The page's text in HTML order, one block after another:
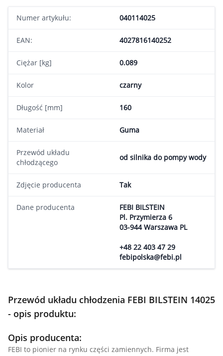
Numer artykułu: 040114025
EAN: 4027816140252
Ciężar [kg] 0.089
Kolor czarny
Długość [mm] 160
Materiał Guma
Przewód układu
chłodzącego
od silnika do pompy wody
Zdjęcie producenta Tak
Dane producenta
FEBI BILSTEIN
Pl. Przymierza 6
03-944 Warszawa PL
+48 22 403 47 29
febipolska@febi.pl
Przewód układu chłodzenia FEBI BILSTEIN 14025
- opis produktu:
Opis producenta:
FEBI to pionier na rynku części zamiennych. Firma jest